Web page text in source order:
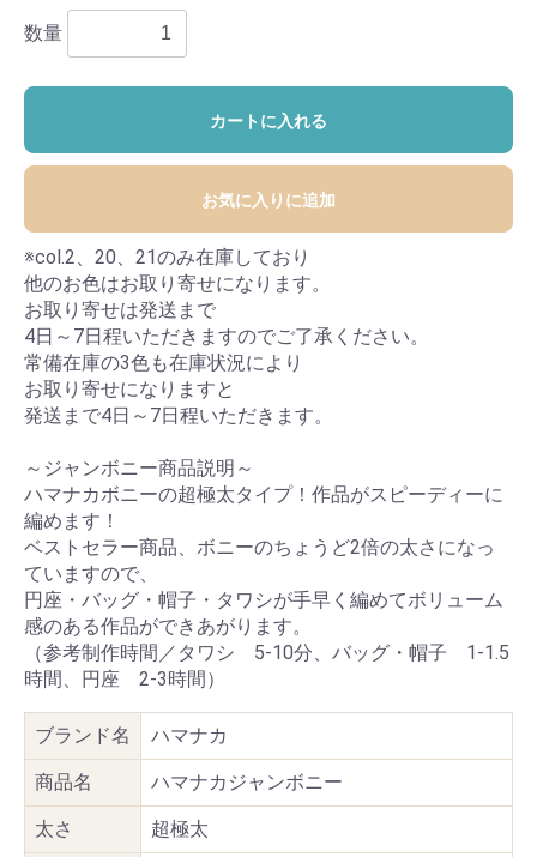
数量
カートに入れる
お気に入りに追加
※col.2、20、21のみ在庫しており
他のお色はお取り寄せになります。
お取り寄せは発送まで
4日～7日程いただきますのでご了承ください。
常備在庫の3色も在庫状況により
お取り寄せになりますと
発送まで4日～7日程いただきます。
～ジャンボニー商品説明～
ハマナカボニーの超極太タイプ！作品がスピーディーに
編めます！
ベストセラー商品、ボニーのちょうど2倍の太さになっ
ていますので、
円座・バッグ・帽子・タワシが手早く編めてボリューム
感のある作品ができあがります。
（参考制作時間／タワシ 5-10分、バッグ・帽子 1-1.5
時間、円座 2-3時間）
ブランド名 ハマナカ
商品名 ハマナカジャンボニー
太さ 超極太